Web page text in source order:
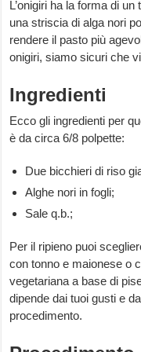
L’onigiri ha la forma di
una striscia di alga nori
rendere il pasto più
onigiri, siamo sicuri che
Ingredienti
Ecco gli ingredienti per
è da circa 6/8 polpette:
Due bicchieri di riso
Alghe nori in fogli;
Sale q.b.;
Per il ripieno puoi
con tonno e maionese o
vegetariana a base di
dipende dai tuoi gusti e
procedimento.